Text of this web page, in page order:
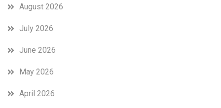
August 2026
July 2026
June 2026
May 2026
April 2026